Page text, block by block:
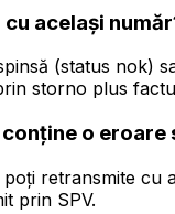
același
(status nok)
storno plus
o
retransmite cu
prin SPV.